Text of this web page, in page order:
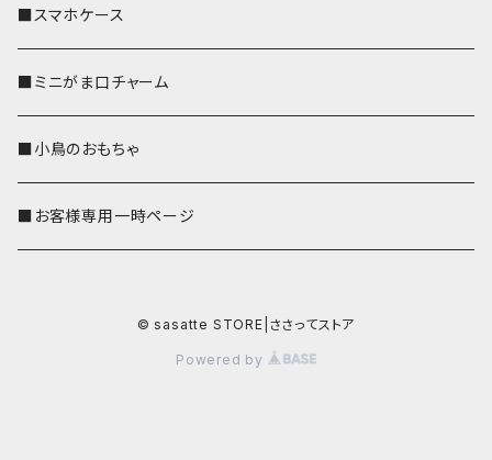
■スマホケース
■ミニがま口チャーム
■小鳥のおもちゃ
■お客様専用一時ページ
© sasatte STORE|ささってストア
Powered by